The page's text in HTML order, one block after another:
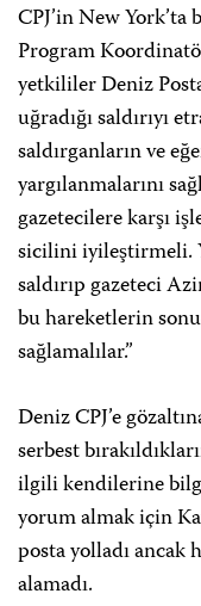
CPJ’in New
Program
yetkililer Deniz
uğradığı saldırıyı
saldırganların ve
yargılanmalarını
gazetecilere karşı
sicilini iyileştirmeli.
saldırıp gazeteci
bu hareketlerin
sağlamalılar.”
Deniz CPJ’e
serbest
ilgili kendilerine
yorum almak için
posta yolladı ancak
alamadı.